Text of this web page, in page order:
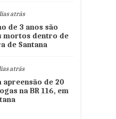
atrás
de 3 anos são
mortos dentro de
de Santana
atrás
apreensão de 20
na BR 116, em